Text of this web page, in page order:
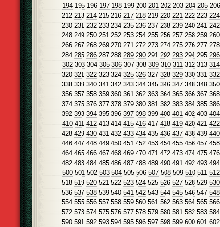
194 195 196 197 198 199 200 201 202 203 204 205 206
212 213 214 215 216 217 218 219 220 221 222 223 224
230 231 232 233 234 235 236 237 238 239 240 241 242
248 249 250 251 252 253 254 255 256 257 258 259 260
266 267 268 269 270 271 272 273 274 275 276 277 278
284 285 286 287 288 289 290 291 292 293 294 295 296
302 303 304 305 306 307 308 309 310 311 312 313 314
320 321 322 323 324 325 326 327 328 329 330 331 332
338 339 340 341 342 343 344 345 346 347 348 349 350
356 357 358 359 360 361 362 363 364 365 366 367 368
374 375 376 377 378 379 380 381 382 383 384 385 386
392 393 394 395 396 397 398 399 400 401 402 403 404
410 411 412 413 414 415 416 417 418 419 420 421 422
428 429 430 431 432 433 434 435 436 437 438 439 440
446 447 448 449 450 451 452 453 454 455 456 457 458
464 465 466 467 468 469 470 471 472 473 474 475 476
482 483 484 485 486 487 488 489 490 491 492 493 494
500 501 502 503 504 505 506 507 508 509 510 511 512
518 519 520 521 522 523 524 525 526 527 528 529 530
536 537 538 539 540 541 542 543 544 545 546 547 548
554 555 556 557 558 559 560 561 562 563 564 565 566
572 573 574 575 576 577 578 579 580 581 582 583 584
590 591 592 593 594 595 596 597 598 599 600 601 602